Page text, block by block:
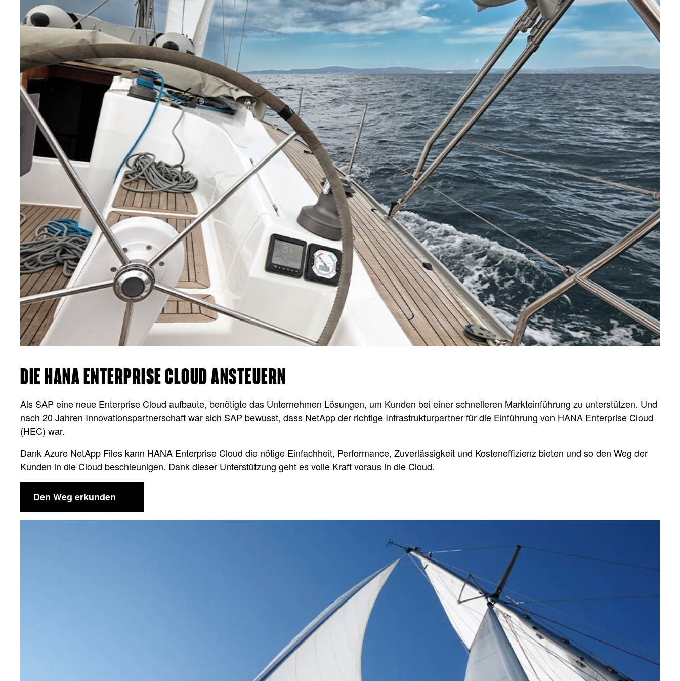
DIE HANA ENTERPRISE CLOUD ANSTEUERN
Als SAP eine neue Enterprise Cloud aufbaute, benötigte das Unternehmen Lösungen, um Kunden bei einer schnelleren Markteinführung zu unterstützen. Und
nach 20 Jahren Innovationspartnerschaft war sich SAP bewusst, dass NetApp der richtige Infrastrukturpartner für die Einführung von HANA Enterprise Cloud
(HEC) war.
Dank Azure NetApp Files kann HANA Enterprise Cloud die nötige Einfachheit, Performance, Zuverlässigkeit und Kosteneffizienz bieten und so den Weg der
Kunden in die Cloud beschleunigen. Dank dieser Unterstützung geht es volle Kraft voraus in die Cloud.
Den Weg erkunden